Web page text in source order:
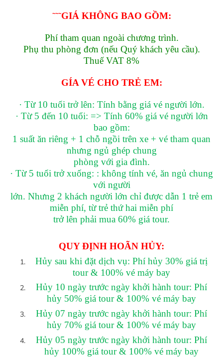
˜˜˜GIÁ KHÔNG BAO GỒM:
Phí tham quan ngoài chương trình.
Phụ thu phòng đơn (nếu Quý khách yêu cầu).
Thuế VAT 8%
GÍA VÉ CHO TRẺ EM:
· Từ 10 tuổi trở lên: Tính bằng giá vé người lớn.
· Từ 5 đến 10 tuổi: => Tính 60% giá vé người lớn
bao gồm:
1 suất ăn riêng + 1 chỗ ngồi trên xe + vé tham quan
nhưng ngủ ghép chung
phòng với gia đình.
· Từ 5 tuổi trở xuống: : không tính vé, ăn ngủ chung
với người
lớn. Nhưng 2 khách người lớn chỉ được dẫn 1 trẻ em
miễn phí, từ trẻ thứ hai miễn phí
trở lên phải mua 60% giá tour.
QUY ĐỊNH HOÃN HỦY:
Hủy sau khi đặt dịch vụ: Phí hủy 30% giá trị
tour & 100% vé máy bay
Hủy 10 ngày trước ngày khởi hành tour: Phí
hủy 50% giá tour & 100% vé máy bay
Hủy 07 ngày trước ngày khởi hành tour: Phí
hủy 70% giá tour & 100% vé máy bay
Hủy 05 ngày trước ngày khởi hành tour: Phí
hủy 100% giá tour & 100% vé máy bay